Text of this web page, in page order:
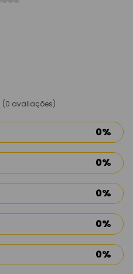
(0 avaliações)
0%
0%
0%
0%
0%